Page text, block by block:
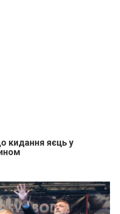
кидання яєць у